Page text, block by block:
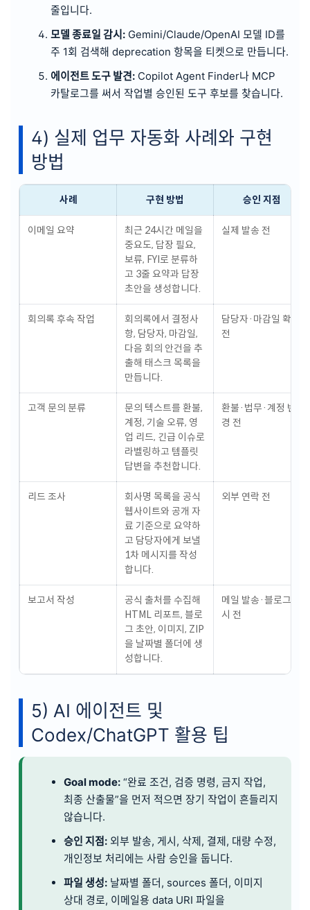
줄입니다.
모델 종료일 감시: Gemini/Claude/OpenAI 모델 ID를
주 1회 검색해 deprecation 항목을 티켓으로 만듭니다.
에이전트 도구 발견: Copilot Agent Finder나 MCP
카탈로그를 써서 작업별 승인된 도구 후보를 찾습니다.
4) 실제 업무 자동화 사례와 구현
방법
사례 구현 방법 승인 지점
이메일 요약
최근 24시간 메일을
중요도, 답장 필요,
보류, FYI로 분류하
고 3줄 요약과 답장
초안을 생성합니다.
실제 발송 전
회의록 후속 작업
회의록에서 결정사
항, 담당자, 마감일,
다음 회의 안건을 추
출해 태스크 목록을
만듭니다.
담당자·마감일 확정
전
고객 문의 분류
문의 텍스트를 환불,
계정, 기술 오류, 영
업 리드, 긴급 이슈로
라벨링하고 템플릿
답변을 추천합니다.
환불·법무·계정 변
경 전
리드 조사
회사명 목록을 공식
웹사이트와 공개 자
료 기준으로 요약하
고 담당자에게 보낼
1차 메시지를 작성
합니다.
외부 연락 전
보고서 작성
공식 출처를 수집해
HTML 리포트, 블로
그 초안, 이미지, ZIP
을 날짜별 폴더에 생
성합니다.
메일 발송·블로그 게
시 전
5) AI 에이전트 및
Codex/ChatGPT 활용 팁
Goal mode: “완료 조건, 검증 명령, 금지 작업,
최종 산출물”을 먼저 적으면 장기 작업이 흔들리지
않습니다.
승인 지점: 외부 발송, 게시, 삭제, 결제, 대량 수정,
개인정보 처리에는 사람 승인을 둡니다.
파일 생성: 날짜별 폴더, sources 폴더, 이미지
상대 경로, 이메일용 data URI 파일을